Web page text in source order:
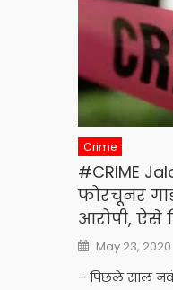
Crime
#CRIME
फोरचूनर
आरोपी, ऐसे
Posted
on
May 23, 2020
– पिछले साल